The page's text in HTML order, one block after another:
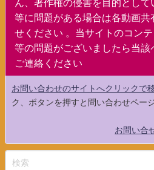
ん、著作権の侵害を目的とし
等に問題がある場合は各動画
せください 。当サイトのコン
等の問題がございましたら当
ご連絡ください
お問い合わせのサイトへクリックで
ク、ボタンを押すと問い合わせペー
お問い合